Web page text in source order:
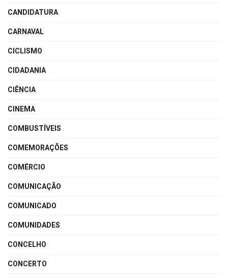
CANDIDATURA
CARNAVAL
CICLISMO
CIDADANIA
CIÊNCIA
CINEMA
COMBUSTÍVEIS
COMEMORAÇÕES
COMÉRCIO
COMUNICAÇÃO
COMUNICADO
COMUNIDADES
CONCELHO
CONCERTO